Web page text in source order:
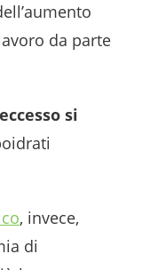
da parte
si
, invece,
di